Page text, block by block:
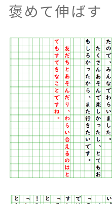
褒めて伸ばす